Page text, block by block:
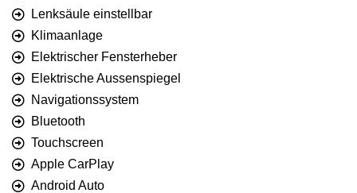
Lenksäule einstellbar
Klimaanlage
Elektrischer Fensterheber
Elektrische Aussenspiegel
Navigationssystem
Bluetooth
Touchscreen
Apple CarPlay
Android Auto